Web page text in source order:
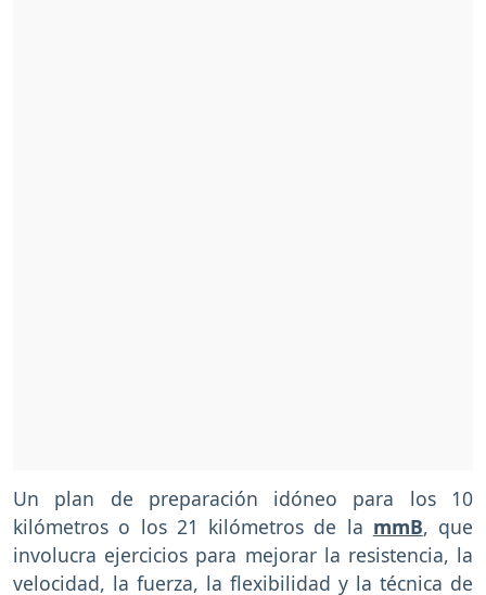
Un plan de preparación idóneo para los 10
kilómetros o los 21 kilómetros de la mmB, que
involucra ejercicios para mejorar la resistencia, la
velocidad, la fuerza, la flexibilidad y la técnica de